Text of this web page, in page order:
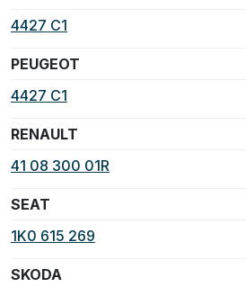
4427 C1
PEUGEOT
4427 C1
RENAULT
41 08 300 01R
SEAT
1K0 615 269
SKODA